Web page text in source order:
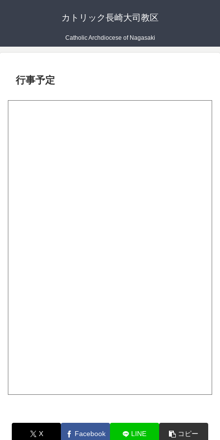
カトリック長崎大司教区
Catholic Archdiocese of Nagasaki
行事予定
X Facebook LINE コピー